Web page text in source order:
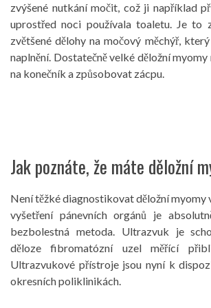
zvýšené nutkání močit, což ji například
uprostřed noci používala toaletu. Je to
zvětšené dělohy na močový měchýř,
naplnění. Dostatečně velké děložní
na konečník a způsobovat zácpu.
Jak poznáte, že máte děložní
Není těžké diagnostikovat děložní myomy
vyšetření pánevních orgánů je
bezbolestná metoda. Ultrazvuk je
děloze fibromatózní uzel měřící
Ultrazvukové přístroje jsou nyní k
okresních poliklinikách.